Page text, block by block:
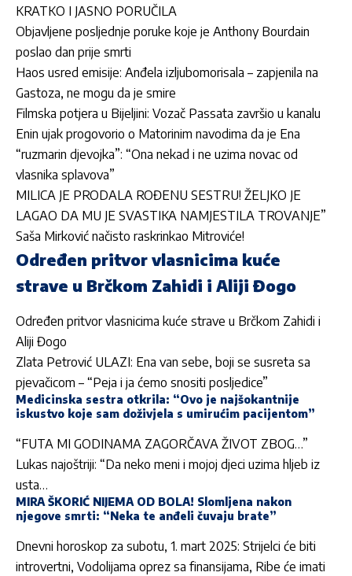
KRATKO I JASNO PORUČILA
Objavljene posljednje poruke koje je Anthony Bourdain
poslao dan prije smrti
Haos usred emisije: Anđela izljubomorisala – zapjenila na
Gastoza, ne mogu da je smire
Filmska potjera u Bijeljini: Vozač Passata završio u kanalu
Enin ujak progovorio o Matorinim navodima da je Ena
“ruzmarin djevojka”: “Ona nekad i ne uzima novac od
vlasnika splavova”
MILICA JE PRODALA ROĐENU SESTRU! ŽELJKO JE
LAGAO DA MU JE SVASTIKA NAMJESTILA TROVANJE”
Saša Mirković načisto raskrinkao Mitroviće!
Određen pritvor vlasnicima kuće
strave u Brčkom Zahidi i Aliji Đogo
Određen pritvor vlasnicima kuće strave u Brčkom Zahidi i
Aliji Đogo
Zlata Petrović ULAZI: Ena van sebe, boji se susreta sa
pjevačicom – “Peja i ja ćemo snositi posljedice”
Medicinska sestra otkrila: “Ovo je najšokantnije
iskustvo koje sam doživjela s umirućim pacijentom”
“FUTA MI GODINAMA ZAGORČAVA ŽIVOT ZBOG…”
Lukas najoštriji: “Da neko meni i mojoj djeci uzima hljeb iz
usta…
MIRA ŠKORIĆ NIJEMA OD BOLA! Slomljena nakon
njegove smrti: “Neka te anđeli čuvaju brate”
Dnevni horoskop za subotu, 1. mart 2025: Strijelci će biti
introvertni, Vodolijama oprez sa finansijama, Ribe će imati